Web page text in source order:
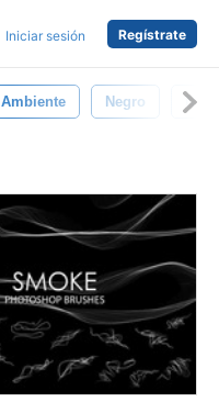
Iniciar sesión Regístrate
Ambiente Negro